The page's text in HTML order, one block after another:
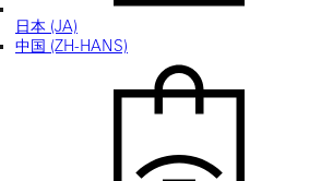
日本 (JA)
中国 (ZH-HANS)